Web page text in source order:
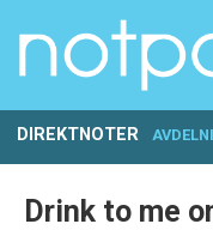
DIREKTNOTER
Drink to me